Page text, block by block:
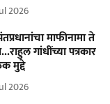
2026
माफीनामा ते
गांधींच्या पत्रकार
मुद्दे
2026